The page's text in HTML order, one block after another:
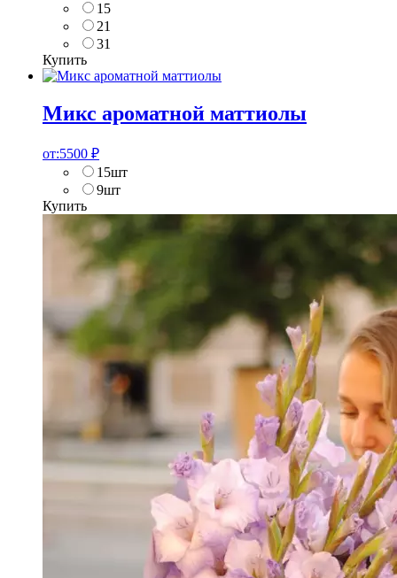
15
21
31
Купить
Микс ароматной маттиолы
от:5500 ₽
15шт
9шт
Купить